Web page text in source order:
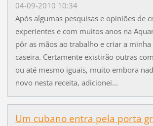
04-09-2010 10:34
Após algumas pesquisas e opiniões de
experientes e com muitos anos na
pôr as mãos ao trabalho e criar a
caseira. Certamente existirão outras
ou até mesmo iguais, muito embora
novo nesta receita, adicionei...
Um cubano entra pela porta